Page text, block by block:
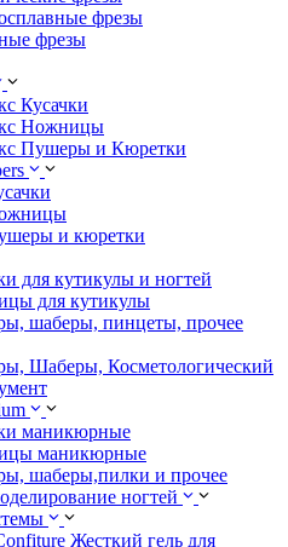
фрезы
фрезы
Кусачки
Ножницы
Пушеры и Кюретки
и кюретки
для кутикулы и ногтей
для кутикулы
шаберы, пинцеты, прочее
Шаберы, Косметологический
маникюрные
маникюрные
шаберы,пилки и прочее
ногтей
Жесткий гель для